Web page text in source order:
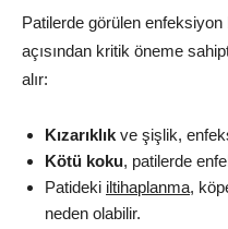
Patilerde görülen enfeksiyon
açısından kritik öneme
alır:
Kızarıklık ve şişlik,
Kötü koku, patilerde
Patideki iltihaplanma,
neden olabilir.